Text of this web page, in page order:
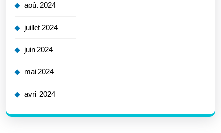
août 2024
juillet 2024
juin 2024
mai 2024
avril 2024